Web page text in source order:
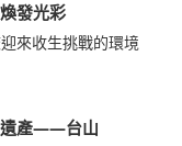
發光彩
來收生挑戰的環境
遺產——台山